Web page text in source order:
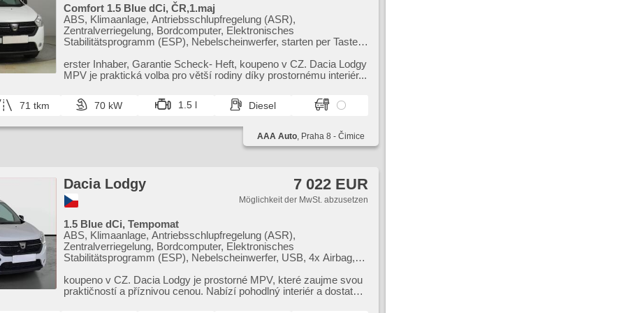
Comfort 1.5 Blue dCi, ČR,1.maj
ABS, Klimaanlage, Antriebsschlupfregelung (ASR),
Zentralverriegelung, Bordcomputer, Elektronisches
Stabilitätsprogramm (ESP), Nebelscheinwerfer, starten per Taste,
Seitenscheiben, Dachträger, Autoradio, Handgetriebe
erster Inhaber,​ Garantie Scheck​- Heft,​ koupeno v CZ. Dacia Lodgy
MPV je praktická volba pro větší rodiny díky prostornému interiér...
71 tkm 70 kW 1.5 l Diesel
AAA Auto, Praha 8 - Čimice
Dacia Lodgy 7 022 EUR
Möglichkeit der MwSt. abzusetzen
1.5 Blue dCi, Tempomat
ABS, Klimaanlage, Antriebsschlupfregelung (ASR),
Zentralverriegelung, Bordcomputer, Elektronisches
Stabilitätsprogramm (ESP), Nebelscheinwerfer, USB, 4x Airbag,
Autoradio, Handgetriebe
koupeno v CZ. Dacia Lodgy je prostorné MPV,​ které zaujme svou
praktičností a příznivou cenou. Nabízí pohodlný interiér a dostatek